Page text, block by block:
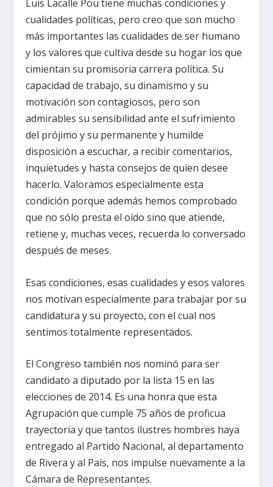
Luis Lacalle Pou tiene muchas condiciones y
cualidades políticas, pero creo que son mucho
más importantes las cualidades de ser humano
y los valores que cultiva desde su hogar los que
cimientan su promisoria carrera política. Su
capacidad de trabajo, su dinamismo y su
motivación son contagiosos, pero son
admirables su sensibilidad ante el sufrimiento
del prójimo y su permanente y humilde
disposición a escuchar, a recibir comentarios,
inquietudes y hasta consejos de quien desee
hacerlo. Valoramos especialmente esta
condición porque además hemos comprobado
que no sólo presta el oído sino que atiende,
retiene y, muchas veces, recuerda lo conversado
después de meses.
Esas condiciones, esas cualidades y esos valores
nos motivan especialmente para trabajar por su
candidatura y su proyecto, con el cual nos
sentimos totalmente representados.
El Congreso también nos nominó para ser
candidato a diputado por la lista 15 en las
elecciones de 2014. Es una honra que esta
Agrupación que cumple 75 años de proficua
trayectoria y que tantos ilustres hombres haya
entregado al Partido Nacional, al departamento
de Rivera y al País, nos impulse nuevamente a la
Cámara de Representantes.